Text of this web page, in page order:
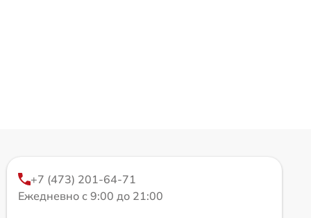
+7 (473) 201-64-71
Ежедневно с 9:00 до 21:00